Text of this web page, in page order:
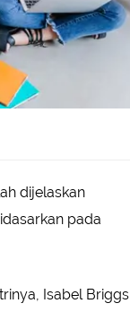
dijelaskan
pada
Isabel Briggs